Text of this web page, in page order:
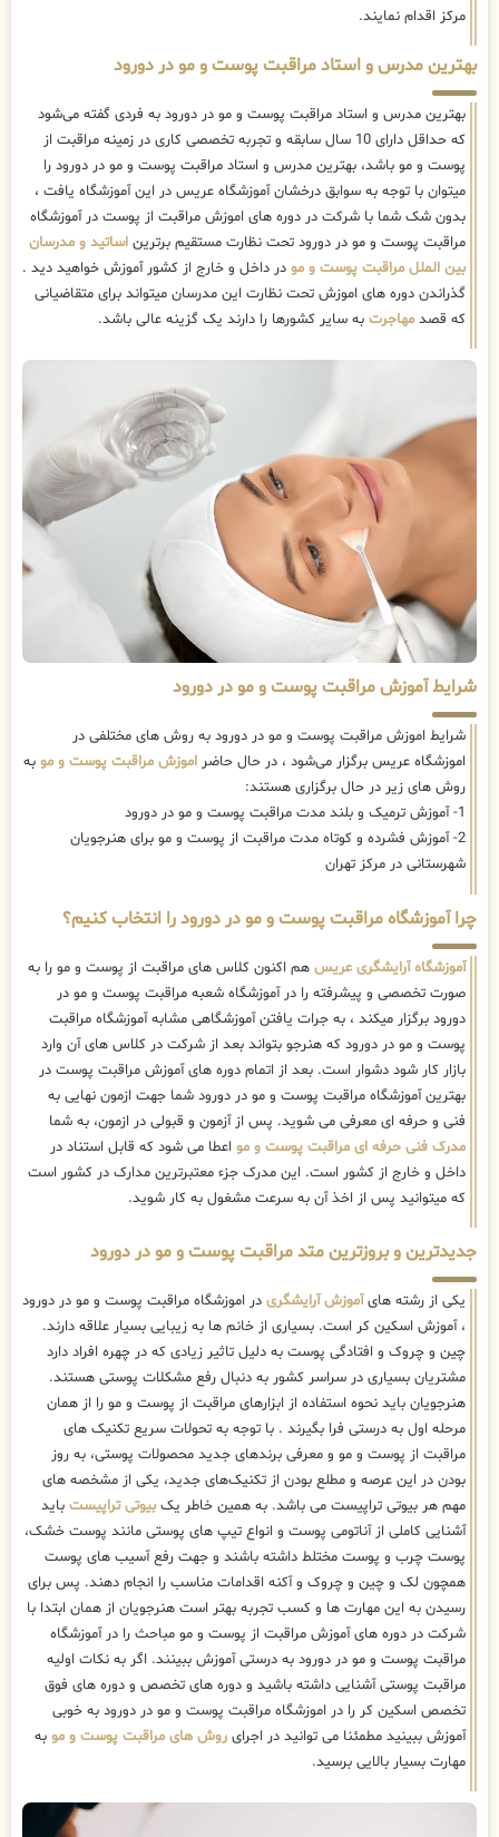
مرکز اقدام نمایند.
بهترین مدرس و استاد مراقبت پوست و مو در دورود
بهترین مدرس و استاد مراقبت پوست و مو در دورود به فردی گفته می‌شود
که حداقل دارای 10 سال سابقه و تجربه تخصصی کاری در زمینه مراقبت از
پوست و مو باشد، بهترین مدرس و استاد مراقبت پوست و مو در دورود را
میتوان با توجه به سوابق درخشان آموزشگاه عریس در این آموزشگاه یافت ،
بدون شک شما با شرکت در دوره های اموزش مراقبت از پوست در آموزشگاه
مراقبت پوست و مو در دورود تحت نظارت مستقیم برترین اساتید و مدرسان
بین الملل مراقبت پوست و مو در داخل و خارج از کشور آموزش خواهید دید .
گذراندن دوره های اموزش تحت نظارت این مدرسان میتواند برای متقاضیانی
که قصد مهاجرت به سایر کشورها را دارند یک گزینه عالی باشد.
شرایط آموزش مراقبت پوست و مو در دورود
شرایط اموزش مراقبت پوست و مو در دورود به روش های مختلفی در
اموزشگاه عریس برگزار می‌شود ، در حال حاضر اموزش مراقبت پوست و مو به
روش های زیر در حال برگزاری هستند:
1- آموزش ترمیک و بلند مدت مراقبت پوست و مو در دورود
2- آموزش فشرده و کوتاه مدت مراقبت از پوست و مو برای هنرجویان
شهرستانی در مرکز تهران
چرا آموزشگاه مراقبت پوست و مو در دورود را انتخاب کنیم؟
آموزشگاه آرایشگری عریس هم اکنون کلاس های مراقبت از پوست و مو را به
صورت تخصصی و پیشرفته را در آموزشگاه شعبه مراقبت پوست و مو در
دورود برگزار میکند ، به جرات یافتن آموزشگاهی مشابه آموزشگاه مراقبت
پوست و مو در دورود که هنرجو بتواند بعد از شرکت در کلاس های آن وارد
بازار کار شود دشوار است. بعد از اتمام دوره های آموزش مراقبت پوست در
بهترین آموزشگاه مراقبت پوست و مو در دورود شما جهت ازمون نهایی به
فنی و حرفه ای معرفی می شوید. پس از آزمون و قبولی در ازمون، به شما
مدرک فنی حرفه ای مراقبت پوست و مو اعطا می شود که قابل استناد در
داخل و خارج از کشور است. این مدرک جزء معتبرترین مدارک در کشور است
که میتوانید پس از اخذ آن به سرعت مشغول به کار شوید.
جدیدترین و بروزترین متد مراقبت پوست و مو در دورود
یکی از رشته هایآموزش آرایشگری در اموزشگاه مراقبت پوست و مو در دورود
، آموزش اسکین کر است. بسیاری از خانم ها به زیبایی بسیار علاقه دارند.
چین و چروک و افتادگی پوست به دلیل تاثیر زیادی که در چهره افراد دارد
مشتریان بسیاری در سراسر کشور به دنبال رفع مشکلات پوستی هستند.
هنرجویان باید نحوه استفاده از ابزارهای مراقبت از پوست و مو را از همان
مرحله اول به درستی فرا بگیرند . با توجه به تحولات سریع تکنیک ‌های
مراقبت از پوست و مو و معرفی برندهای جدید محصولات پوستی، به روز
بودن در این عرصه و مطلع بودن از تکنیک‌های جدید، یکی از مشخصه های
مهم هر بیوتی تراپیست می باشد. به همین خاطر یکبیوتی تراپیست باید
آشنایی کاملی از آناتومی پوست و انواع تیپ های پوستی مانند پوست خشک،
پوست چرب و پوست مختلط داشته باشند و جهت رفع آسیب های پوست
همچون لک و چین و چروک و آکنه اقدامات مناسب را انجام دهند. پس برای
رسیدن به این مهارت ها و کسب تجربه بهتر است هنرجویان از همان ابتدا با
شرکت در دوره های آموزش مراقبت از پوست و مو مباحث را در آموزشگاه
مراقبت پوست و مو در دورود به درستی آموزش ببینند. اگر به نکات اولیه
مراقبت پوستی آشنایی داشته باشید و دوره های تخصص و دوره های فوق
تخصص اسکین کر را در اموزشگاه مراقبت پوست و مو در دورود به خوبی
آموزش ببینید مطمئنا می توانید در اجرای روش های مراقبت پوست و مو به
مهارت بسیار بالایی برسید.